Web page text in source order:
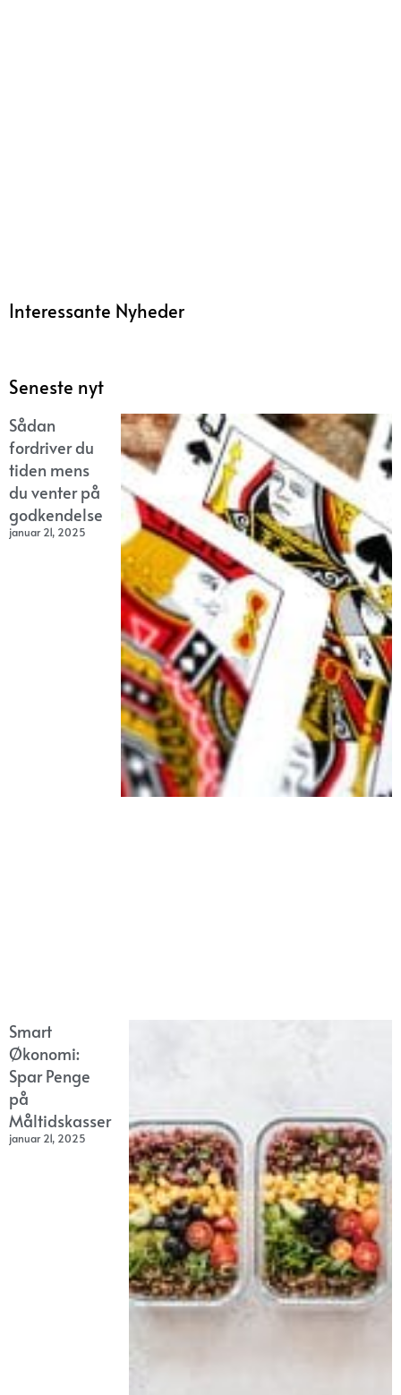
Interessante Nyheder
Seneste nyt
Sådan
fordriver du
tiden mens
du venter på
godkendelse
januar 21, 2025
Smart
Økonomi:
Spar Penge
på
Måltidskasser
januar 21, 2025